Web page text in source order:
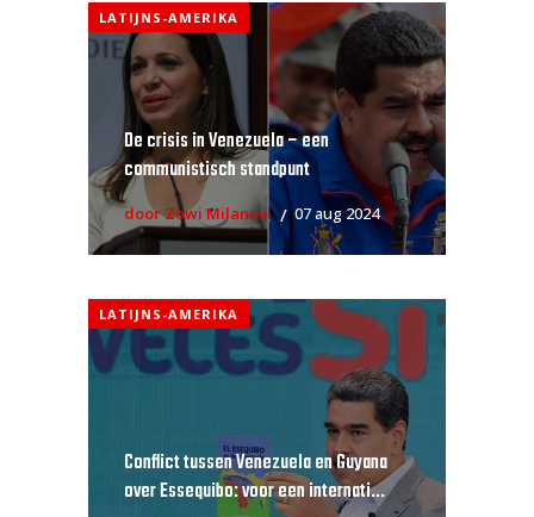
LATIJNS-AMERIKA
De crisis in Venezuela – een
communistisch standpunt
door Zowi Milanovi 07 aug 2024
LATIJNS-AMERIKA
Conflict tussen Venezuela en Guyana
over Essequibo: voor een internati...